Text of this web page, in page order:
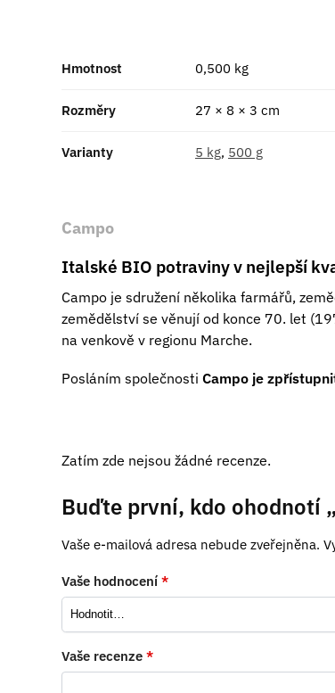
Hmotnost 0,500 kg
Rozměry 27 × 8 × 3 cm
Varianty 5 kg, 500 g
Campo
Italské BIO potraviny v nejlepší
Campo je sdružení několika farmářů,
zemědělství se věnují od konce 70. let
na venkově v regionu Marche.
Posláním společnosti Campo je
Zatím zde nejsou žádné recenze.
Buďte první, kdo ohodnotí
Vaše e-mailová adresa nebude zveřejněna.
Vaše hodnocení *
Vaše recenze *